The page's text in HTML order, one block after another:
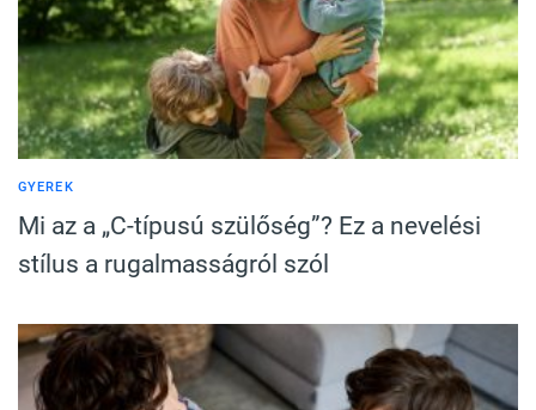
GYEREK
Mi az a „C-típusú szülőség”? Ez a nevelési
stílus a rugalmasságról szól